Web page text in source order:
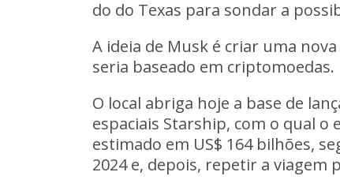
do do Texas para sondar a
A ideia de Musk é criar uma
seria baseado em criptomoedas.
O local abriga hoje a base de
espaciais Starship, com o qual
estimado em US$ 164 bilhões,
2024 e, depois, repetir a viagem